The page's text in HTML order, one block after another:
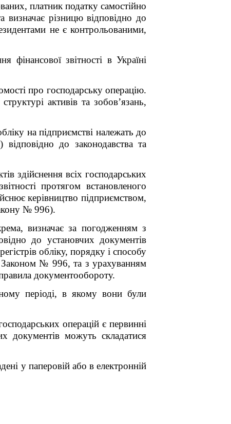
платник податку самостійно
різницю відповідно до
не є контрольованими,
фінансової звітності в Україні
про господарську операцію.
активів та зобов’язань,
на підприємстві належать до
до законодавства та
здійснення всіх господарських
протягом встановленого
керівництво підприємством,
№ 996).
визначає за погодженням з
до установчих документів
обліку, порядку і способу
Законом № 996, та з урахуванням
документообороту.
періоді, в якому вони були
операцій є первинні
документів можуть складатися
у паперовій або в електронній